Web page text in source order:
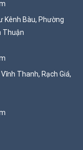
Kênh Bàu, Phường
Thuận
Thanh, Rạch Giá,